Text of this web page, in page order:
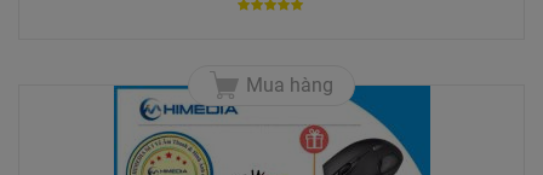
Mua hàng